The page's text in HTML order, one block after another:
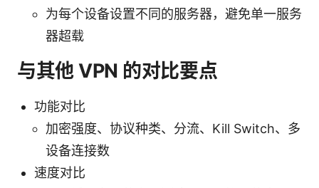
为每个设备设置不同的服务器，避免单一服务
器超载
与其他 VPN 的对比要点
功能对比
加密强度、协议种类、分流、Kill Switch、多
设备连接数
速度对比